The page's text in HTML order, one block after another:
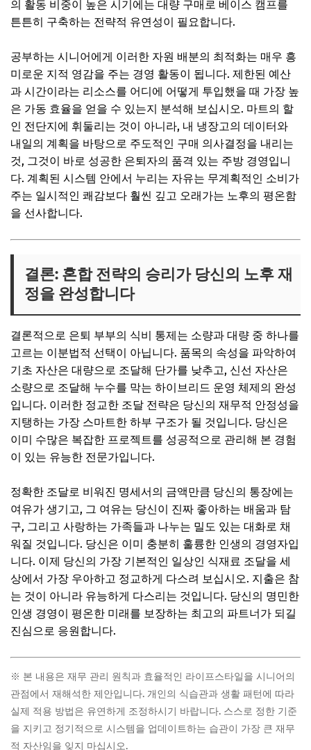
의 활동 비중이 높은 시기에는 대량 구매로 베이스 캠프를
튼튼히 구축하는 전략적 유연성이 필요합니다.
공부하는 시니어에게 이러한 자원 배분의 최적화는 매우 흥
미로운 지적 영감을 주는 경영 활동이 됩니다. 제한된 예산
과 시간이라는 리소스를 어디에 어떻게 투입했을 때 가장 높
은 가동 효율을 얻을 수 있는지 분석해 보십시오. 마트의 할
인 전단지에 휘둘리는 것이 아니라, 내 냉장고의 데이터와
내일의 계획을 바탕으로 주도적인 구매 의사결정을 내리는
것, 그것이 바로 성공한 은퇴자의 품격 있는 주방 경영입니
다. 계획된 시스템 안에서 누리는 자유는 무계획적인 소비가
주는 일시적인 쾌감보다 훨씬 깊고 오래가는 노후의 평온함
을 선사합니다.
결론: 혼합 전략의 승리가 당신의 노후 재
정을 완성합니다
결론적으로 은퇴 부부의 식비 통제는 소량과 대량 중 하나를
고르는 이분법적 선택이 아닙니다. 품목의 속성을 파악하여
기초 자산은 대량으로 조달해 단가를 낮추고, 신선 자산은
소량으로 조달해 누수를 막는 하이브리드 운영 체제의 완성
입니다. 이러한 정교한 조달 전략은 당신의 재무적 안정성을
지탱하는 가장 스마트한 하부 구조가 될 것입니다. 당신은
이미 수많은 복잡한 프로젝트를 성공적으로 관리해 본 경험
이 있는 유능한 전문가입니다.
정확한 조달로 비워진 명세서의 금액만큼 당신의 통장에는
여유가 생기고, 그 여유는 당신이 진짜 좋아하는 배움과 탐
구, 그리고 사랑하는 가족들과 나누는 밀도 있는 대화로 채
워질 것입니다. 당신은 이미 충분히 훌륭한 인생의 경영자입
니다. 이제 당신의 가장 기본적인 일상인 식재료 조달을 세
상에서 가장 우아하고 정교하게 다스려 보십시오. 지출은 참
는 것이 아니라 유능하게 다스리는 것입니다. 당신의 명민한
인생 경영이 평온한 미래를 보장하는 최고의 파트너가 되길
진심으로 응원합니다.
※ 본 내용은 재무 관리 원칙과 효율적인 라이프스타일을 시니어의
관점에서 재해석한 제안입니다. 개인의 식습관과 생활 패턴에 따라
실제 적용 방법은 유연하게 조정하시기 바랍니다. 스스로 정한 기준
을 지키고 정기적으로 시스템을 업데이트하는 습관이 가장 큰 재무
적 자산임을 잊지 마십시오.